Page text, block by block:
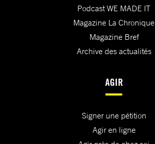
Podcast WE MADE IT
Magazine La Chronique
Magazine Bref
Archive des actualités
AGIR
Signer une pétition
Agir en ligne